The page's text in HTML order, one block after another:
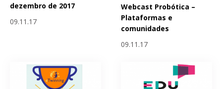
dezembro de 2017
09.11.17
Webcast Probótica –
Plataformas e
comunidades
09.11.17